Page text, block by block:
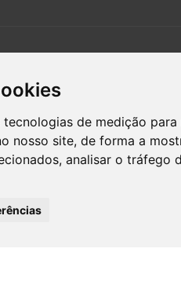
de medição para
nosso site, de forma a
analisar o tráfego
de pessoas, que tal você dar um